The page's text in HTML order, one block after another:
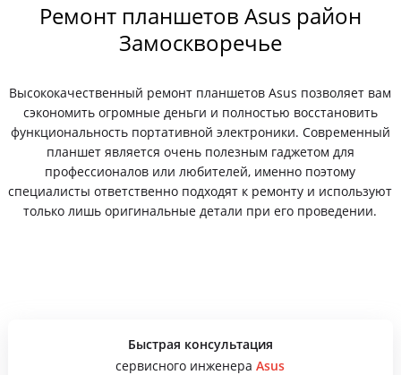
Ремонт планшетов Asus район
Замоскворечье
Высококачественный ремонт планшетов Asus позволяет вам
сэкономить огромные деньги и полностью восстановить
функциональность портативной электроники. Современный
планшет является очень полезным гаджетом для
профессионалов или любителей, именно поэтому
специалисты ответственно подходят к ремонту и используют
только лишь оригинальные детали при его проведении.
Быстрая консультация
сервисного инженераAsus